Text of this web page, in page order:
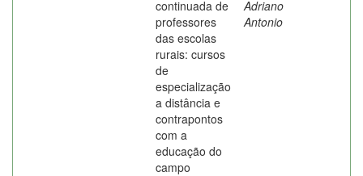
continuada de
professores
das escolas
rurais: cursos
de
especialização
a distância e
contrapontos
com a
educação do
campo
Adriano
Antonio